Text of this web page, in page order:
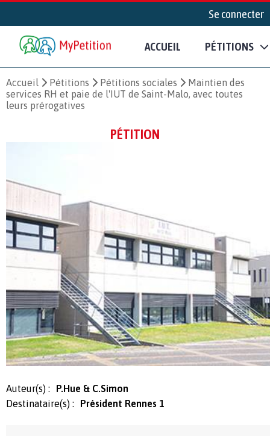
Se connecter
ACCUEIL PÉTITIONS
Accueil Pétitions Pétitions sociales
Maintien des
services RH et paie de l'IUT de Saint-Malo, avec toutes
leurs prérogatives
PÉTITION
Auteur(s) :
P.Hue & C.Simon
Destinataire(s) :
Président Rennes 1